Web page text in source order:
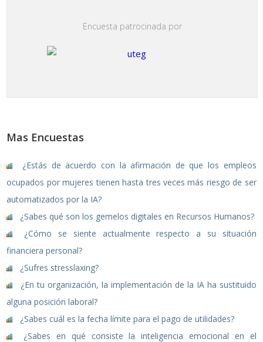
Encuesta patrocinada por
Mas Encuestas
¿Estás de acuerdo con la afirmación de que los empleos
ocupados por mujeres tienen hasta tres veces más riesgo de ser
automatizados por la IA?
¿Sabes qué son los gemelos digitales en Recursos Humanos?
¿Cómo se siente actualmente respecto a su situación
financiera personal?
¿Sufres stresslaxing?
¿En tu organización, la implementación de la IA ha sustituido
alguna posición laboral?
¿Sabes cuál es la fecha límite para el pago de utilidades?
¿Sabes en qué consiste la inteligencia emocional en el